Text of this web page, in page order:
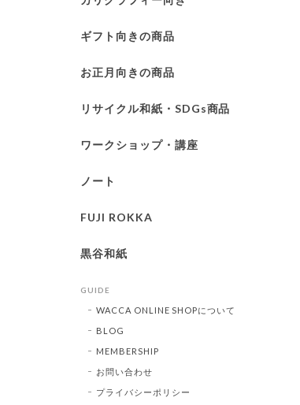
ギフト向きの商品
お正月向きの商品
リサイクル和紙・SDGs商品
ワークショップ・講座
ノート
FUJI ROKKA
黒谷和紙
GUIDE
WACCA ONLINE SHOPについて
BLOG
MEMBERSHIP
お問い合わせ
プライバシーポリシー